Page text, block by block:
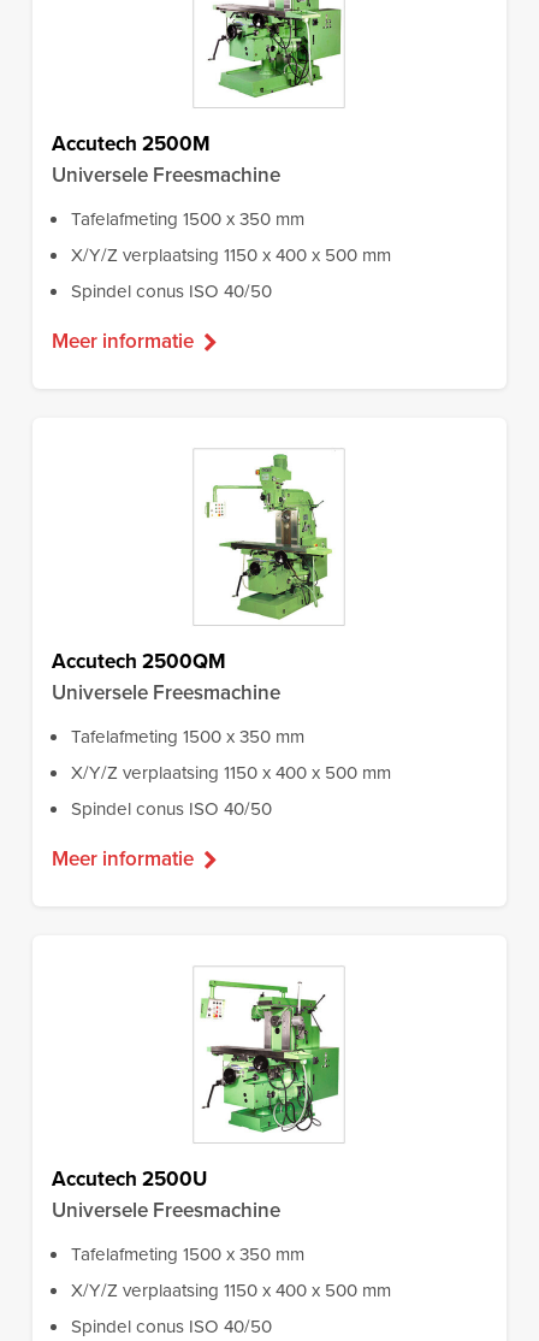
Accutech 2500M
Universele Freesmachine
Tafelafmeting 1500 x 350 mm
X/Y/Z verplaatsing 1150 x 400 x 500 mm
Spindel conus ISO 40/50
Meer informatie
Accutech 2500QM
Universele Freesmachine
Tafelafmeting 1500 x 350 mm
X/Y/Z verplaatsing 1150 x 400 x 500 mm
Spindel conus ISO 40/50
Meer informatie
Accutech 2500U
Universele Freesmachine
Tafelafmeting 1500 x 350 mm
X/Y/Z verplaatsing 1150 x 400 x 500 mm
Spindel conus ISO 40/50